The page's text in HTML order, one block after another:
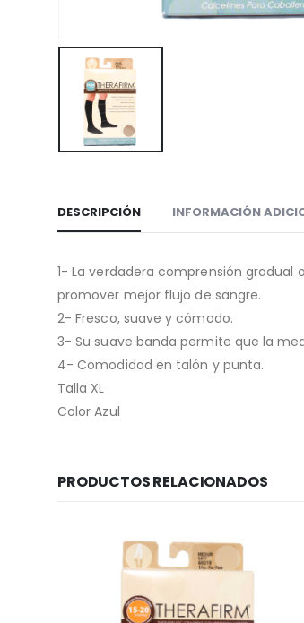
DESCRIPCIÓN INFORMACIÓN
1- La verdadera comprensión
promover mejor flujo de sangre.
2- Fresco, suave y cómodo.
3- Su suave banda permite que la
4- Comodidad en talón y punta.
Talla XL
Color Azul
PRODUCTOS RELACIONADOS